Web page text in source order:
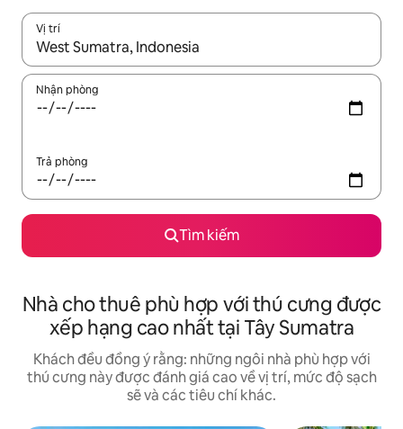
Vị trí
Khi có kết quả, hãy điều hướng bằng phím mũi tên lên và
Nhận phòng
Trả phòng
Tìm kiếm
Nhà cho thuê phù hợp với thú cưng được
xếp hạng cao nhất tại Tây Sumatra
Khách đều đồng ý rằng: những ngôi nhà phù hợp với
thú cưng này được đánh giá cao về vị trí, mức độ sạch
sẽ và các tiêu chí khác.